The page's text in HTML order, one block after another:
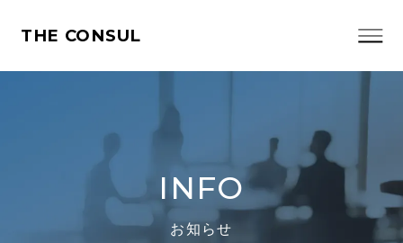
THE CONSUL
INFO
お知らせ